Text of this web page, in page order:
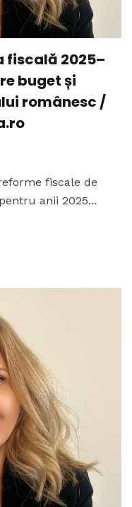
fiscală 2025–
buget și
românesc /
fiscale de
anii 2025...